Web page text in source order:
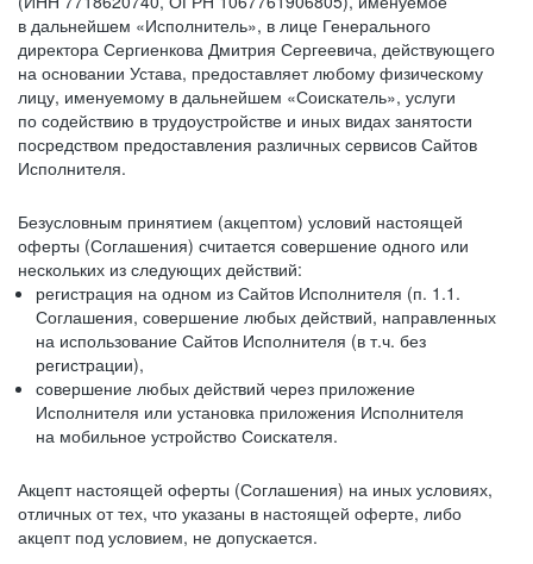
в дальнейшем «Исполнитель», в лице Генерального
директора Сергиенкова Дмитрия Сергеевича, действующего
на основании Устава, предоставляет любому физическому
лицу, именуемому в дальнейшем «Соискатель», услуги
по содействию в трудоустройстве и иных видах занятости
посредством предоставления различных сервисов Сайтов
Исполнителя.
Безусловным принятием (акцептом) условий настоящей
оферты (Соглашения) считается совершение одного или
нескольких из следующих действий:
регистрация на одном из Сайтов Исполнителя (п. 1.1.
Соглашения, совершение любых действий, направленных
на использование Сайтов Исполнителя (в т.ч. без
регистрации),
совершение любых действий через приложение
Исполнителя или установка приложения Исполнителя
на мобильное устройство Соискателя.
Акцепт настоящей оферты (Соглашения) на иных условиях,
отличных от тех, что указаны в настоящей оферте, либо
акцепт под условием, не допускается.